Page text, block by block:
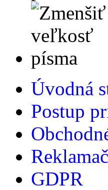
Úvodná
Postup
GDPR